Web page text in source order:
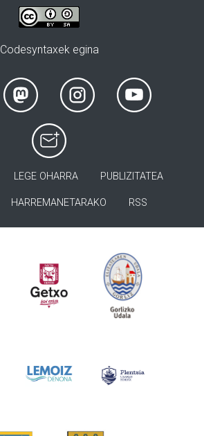
Codesyntaxek egina
LEGE OHARRA PUBLIZITATEA
HARREMANETARAKO RSS